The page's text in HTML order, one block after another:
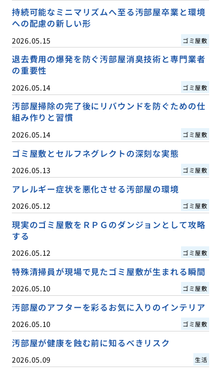
持続可能なミニマリズムへ至る汚部屋卒業と環境
への配慮の新しい形
2026.05.15 ゴミ屋敷
退去費用の爆発を防ぐ汚部屋消臭技術と専門業者
の重要性
2026.05.14 ゴミ屋敷
汚部屋掃除の完了後にリバウンドを防ぐための仕
組み作りと習慣
2026.05.14 ゴミ屋敷
ゴミ屋敷とセルフネグレクトの深刻な実態
2026.05.13 ゴミ屋敷
アレルギー症状を悪化させる汚部屋の環境
2026.05.12 ゴミ屋敷
現実のゴミ屋敷をＲＰＧのダンジョンとして攻略
する
2026.05.12 ゴミ屋敷
特殊清掃員が現場で見たゴミ屋敷が生まれる瞬間
2026.05.10 ゴミ屋敷
汚部屋のアフターを彩るお気に入りのインテリア
2026.05.10 ゴミ屋敷
汚部屋が健康を蝕む前に知るべきリスク
2026.05.09 生活